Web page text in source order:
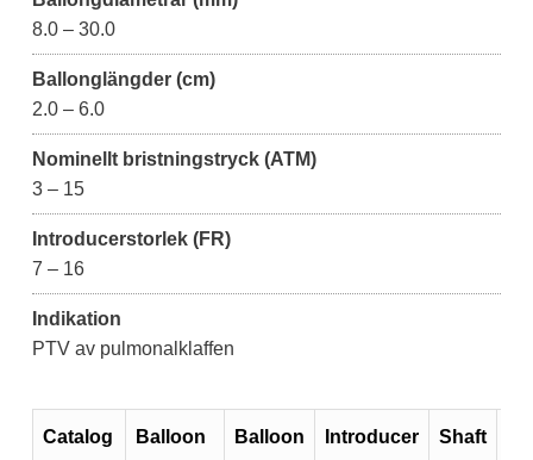
8.0 – 30.0
Ballonglängder (cm)
2.0 – 6.0
Nominellt bristningstryck (ATM)
3 – 15
Introducerstorlek (FR)
7 – 16
Indikation
PTV av pulmonalklaffen
Catalog
Balloon
Balloon
Introducer
Shaft